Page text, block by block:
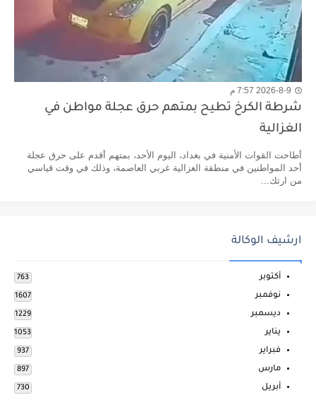
2026-8-9 7:57 م
شرطة الكرخ تطيح بمتهم حرق عجلة مواطن في
الغزالية
​أطاحت القوات الأمنية في بغداد، اليوم الأحد، بمتهم أقدم على حرق عجلة
أحد المواطنين في منطقة الغزالية غربي العاصمة، وذلك في وقت قياسي
من ارتك...
ارشيف الوكالة
أكتوبر 763
نوفمبر 1607
ديسمبر 1229
يناير 1053
فبراير 937
مارس 897
أبريل 730